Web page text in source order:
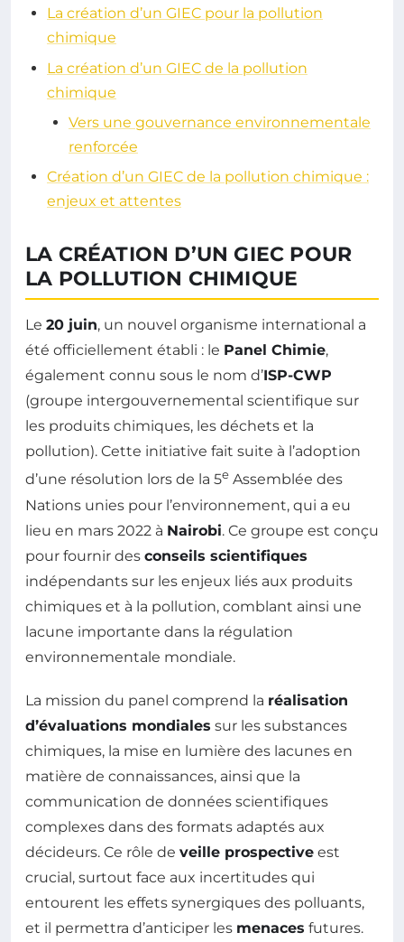
La création d’un GIEC pour la pollution
chimique
La création d’un GIEC de la pollution
chimique
Vers une gouvernance environnementale
renforcée
Création d’un GIEC de la pollution chimique :
enjeux et attentes
LA CRÉATION D’UN GIEC POUR
LA POLLUTION CHIMIQUE
Le 20 juin, un nouvel organisme international a
été officiellement établi : le Panel Chimie,
également connu sous le nom d’ISP-CWP
(groupe intergouvernemental scientifique sur
les produits chimiques, les déchets et la
pollution). Cette initiative fait suite à l’adoption
d’une résolution lors de la 5e Assemblée des
Nations unies pour l’environnement, qui a eu
lieu en mars 2022 à Nairobi. Ce groupe est conçu
pour fournir des conseils scientifiques
indépendants sur les enjeux liés aux produits
chimiques et à la pollution, comblant ainsi une
lacune importante dans la régulation
environnementale mondiale.
La mission du panel comprend la réalisation
d’évaluations mondiales sur les substances
chimiques, la mise en lumière des lacunes en
matière de connaissances, ainsi que la
communication de données scientifiques
complexes dans des formats adaptés aux
décideurs. Ce rôle de veille prospective est
crucial, surtout face aux incertitudes qui
entourent les effets synergiques des polluants,
et il permettra d’anticiper les menaces futures.